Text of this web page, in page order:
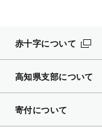
赤十字について
高知県支部について
寄付について